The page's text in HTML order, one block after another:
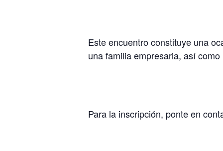
Este encuentro constituye una
una familia empresaria, así
Para la inscripción, ponte en